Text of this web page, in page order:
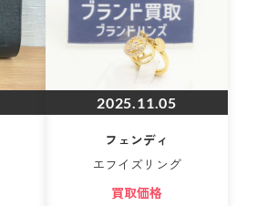
2025.11.05
フェンディ
エフイズリング
買取価格